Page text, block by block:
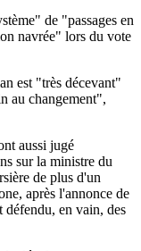
de "passages en
navrée" lors du vote
est "très décevant"
au changement",
aussi jugé
sur la ministre du
de plus d'un
après l'annonce de
défendu, en vain, des